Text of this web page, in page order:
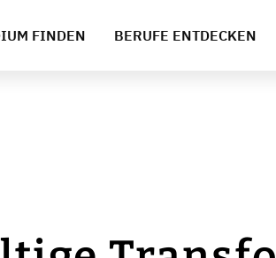
FINDEN BERUFE ENTDECKEN